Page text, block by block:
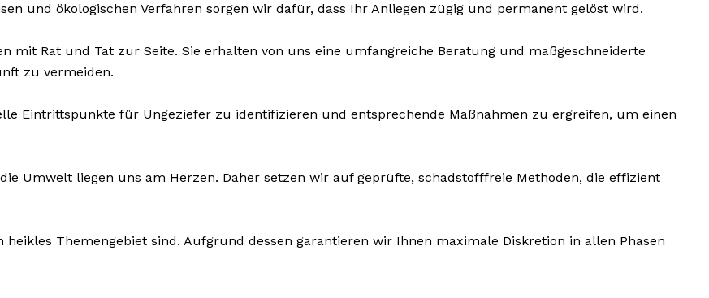
und ökologischen Verfahren sorgen wir dafür, dass Ihr Anliegen zügig und permanent gelöst wird.
mit Rat und Tat zur Seite. Sie erhalten von uns eine umfangreiche Beratung und maßgeschneiderte
zu vermeiden.
Eintrittspunkte für Ungeziefer zu identifizieren und entsprechende Maßnahmen zu ergreifen, um einen
Umwelt liegen uns am Herzen. Daher setzen wir auf geprüfte, schadstofffreie Methoden, die effizient
heikles Themengebiet sind. Aufgrund dessen garantieren wir Ihnen maximale Diskretion in allen Phasen